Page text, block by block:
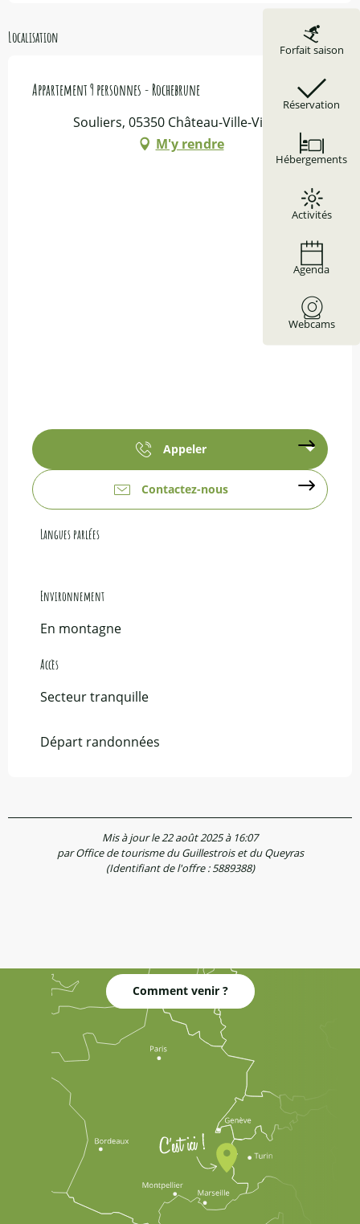
Forfait saison
Réservation
Hébergements
Activités
Agenda
Webcams
Localisation
Appartement 9 personnes - Rochebrune
Souliers, 05350 Château-Ville-Vieille
M'y rendre
Appeler
Contactez-nous
Langues parlées
Langues parlées
Environnement
Environnement
En montagne
Accès
Accès
Secteur tranquille
Départ randonnées
Mis à jour le 22 août 2025 à 16:07
par Office de tourisme du Guillestrois et du Queyras
(Identifiant de l'offre :5889388)
Comment venir ?